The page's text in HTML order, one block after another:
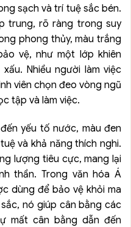
sạch và trí tuệ sắc bén.
trung, rõ ràng trong suy
phong thủy, màu trắng
vệ, như một lớp khiên
Nhiều người làm việc
viên chọn đeo vòng ngũ
tập và làm việc.
yếu tố nước, màu đen
và khả năng thích nghi.
lượng tiêu cực, mang lại
thần. Trong văn hóa Á
dùng để bảo vệ khỏi ma
nó giúp cân bằng các
mất cân bằng dẫn đến